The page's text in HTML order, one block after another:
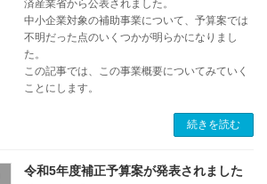
済産業省から公表されました。
中小企業対象の補助事業について、予算案では
不明だった点のいくつかが明らかになりまし
た。
この記事では、この事業概要についてみていく
ことにします。
続きを読む
令和5年度補正予算案が発表されました